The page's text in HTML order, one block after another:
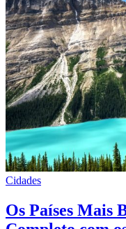
Cidades
Os Países Mais